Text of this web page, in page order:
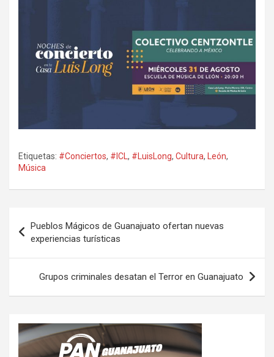
Etiquetas: #Conciertos, #ICL, #LuisLong, Cultura, León,
Música
de
entradas
Pueblos Mágicos de Guanajuato ofertan nuevas
experiencias turísticas
Grupos criminales desatan el Terror en Guanajuato